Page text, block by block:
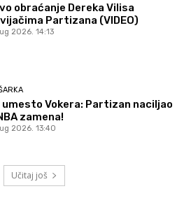
obraćanje Dereka Vilisa
Partizana (VIDEO)
2026. 14:13
umesto Vokera: Partizan naciljao
zamena!
2026. 13:40
Učitaj još